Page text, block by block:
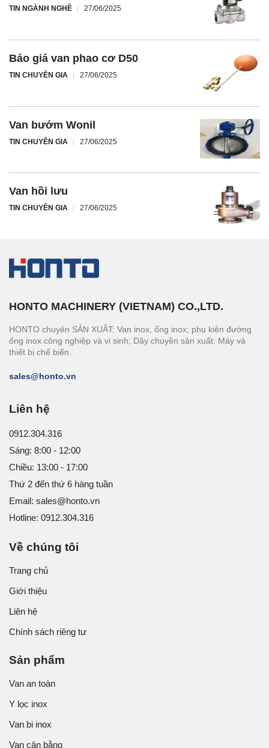
TIN NGÀNH NGHỀ 27/06/2025
Báo giá van phao cơ D50
TIN CHUYÊN GIA 27/06/2025
Van bướm Wonil
TIN CHUYÊN GIA 27/06/2025
Van hồi lưu
TIN CHUYÊN GIA 27/06/2025
HONTO MACHINERY (VIETNAM) CO.,LTD.
HONTO chuyên SẢN XUẤT: Van inox, ống inox; phụ kiện đường
ống inox công nghiệp và vi sinh; Dây chuyền sản xuất: Máy và
thiết bị chế biến.
sales@honto.vn
Liên hệ
0912.304.316
Sáng: 8:00 - 12:00
Chiều: 13:00 - 17:00
Thứ 2 đến thứ 6 hàng tuần
Email: sales@honto.vn
Hotline: 0912.304.316
Về chúng tôi
Trang chủ
Giới thiệu
Liên hệ
Chính sách riêng tư
Sản phẩm
Van an toàn
Y lọc inox
Van bi inox
Van cân bằng